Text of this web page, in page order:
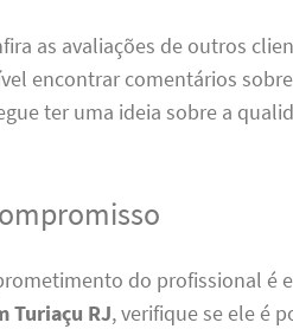
as avaliações de outros
encontrar comentários
ter uma ideia sobre a
do profissional é
Turiaçu RJ, verifique se ele é